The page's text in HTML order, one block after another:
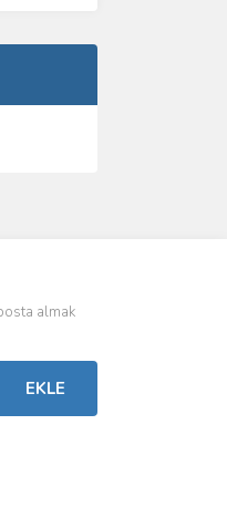
almak
EKLE